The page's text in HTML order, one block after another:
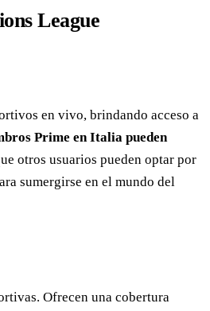
League
en vivo, brindando acceso a
Prime en Italia pueden
otros usuarios pueden optar por
sumergirse en el mundo del
Ofrecen una cobertura